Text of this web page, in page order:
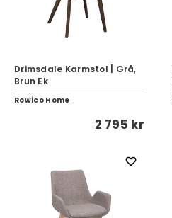
Drimsdale Karmstol | Grå,
Brun Ek
Rowico Home
2 795 kr